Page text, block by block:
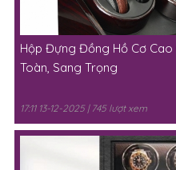
Hộp Đựng Đồng Hồ Cơ
Toàn, Sang Trọng
17:11 13-12-2025 | 745 lượt xem